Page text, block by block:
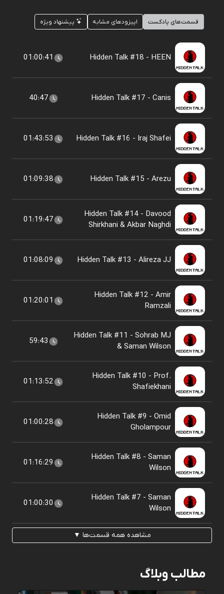
قسمت‌های پادکست اپیزودهای مشابه پیشنهاد ویژه
Hidden Talk #18 - HEEN
01:00:41
Hidden Talk #17 - Canis
40:47
Hidden Talk #16 - Iraj Shafei
01:43:53
Hidden Talk #15 - Arezu
01:09:38
Hidden Talk #14 - Davood
Shirkhani & Akbar Naghdi
01:19:47
Hidden Talk #13 - Alireza JJ
01:08:09
Hidden Talk #12 - Amir
Ramzali
01:20:01
Hidden Talk #11 - Sohrab MJ
& Saman Wilson
59:43
Hidden Talk #10 - Prof.
Shafiekhani
01:13:52
Hidden Talk #9 - Omid
Gholampour
01:00:28
Hidden Talk #8 - Saman
Wilson
01:16:29
Hidden Talk #7 - Saman
Wilson
01:00:30
مشاهده همه قسمت‌ها ▼
مطالب وبلاگ